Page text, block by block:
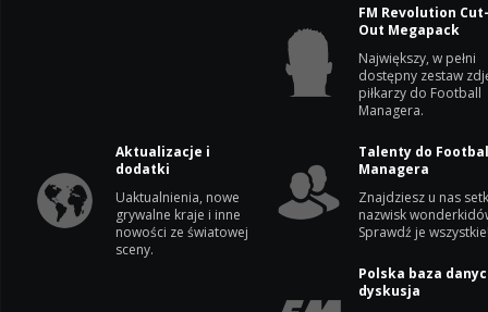
FM Revolution
Out Megapack
Największy, w pełni
dostępny zestaw
piłkarzy do Football
Managera.
Aktualizacje i
dodatki
Uaktualnienia, nowe
grywalne kraje i inne
nowości ze światowej
sceny.
Talenty do
Managera
Znajdziesz u nas
nazwisk
Sprawdź je
Polska baza
dyskusja